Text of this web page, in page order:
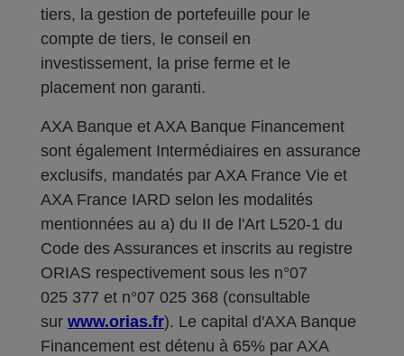
tiers, la gestion de portefeuille pour le
compte de tiers, le conseil en
investissement, la prise ferme et le
placement non garanti.
AXA Banque et AXA Banque Financement
sont également Intermédiaires en assurance
exclusifs, mandatés par AXA France Vie et
AXA France IARD selon les modalités
mentionnées au a) du II de l'Art L520-1 du
Code des Assurances et inscrits au registre
ORIAS respectivement sous les n°07
025 377 et n°07 025 368 (consultable
sur www.orias.fr). Le capital d'AXA Banque
Financement est détenu à 65% par AXA